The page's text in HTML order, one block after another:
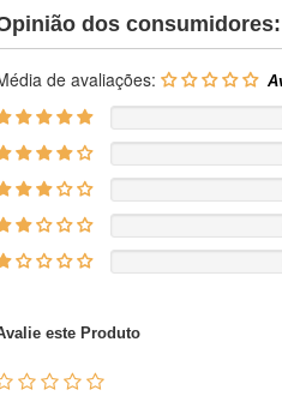
dos consumidores:
de avaliações:
este Produto